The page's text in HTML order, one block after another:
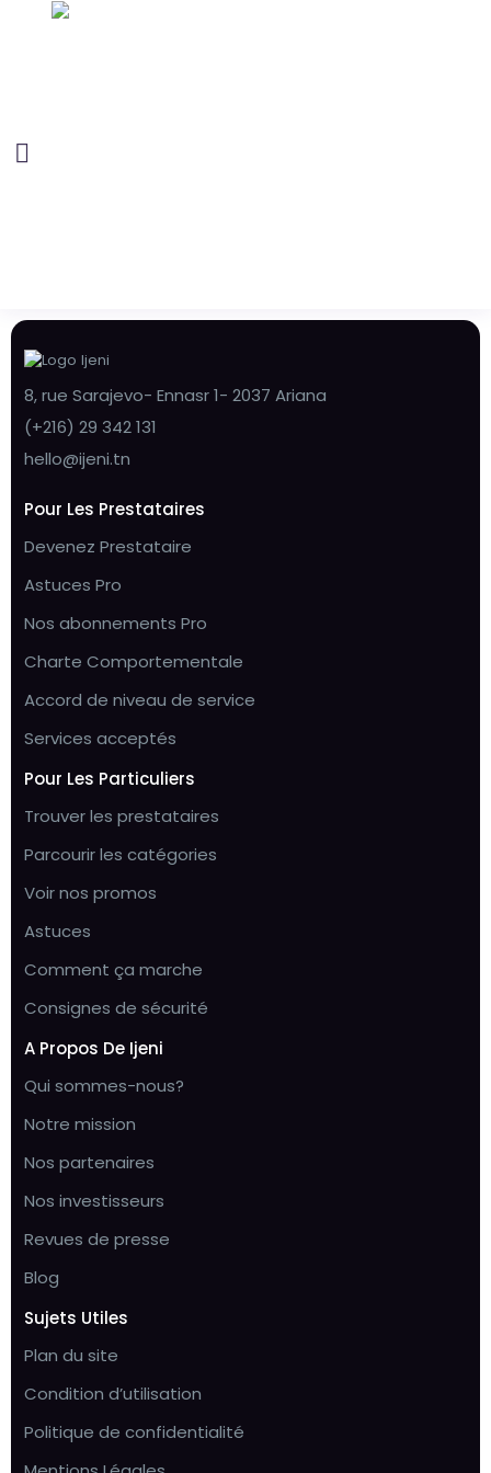
8, rue Sarajevo- Ennasr 1- 2037 Ariana
(+216) 29 342 131
hello@ijeni.tn
Pour Les Prestataires
Devenez Prestataire
Astuces Pro
Nos abonnements Pro
Charte Comportementale
Accord de niveau de service
Services acceptés
Pour Les Particuliers
Trouver les prestataires
Parcourir les catégories
Voir nos promos
Astuces
Comment ça marche
Consignes de sécurité
A Propos De Ijeni
Qui sommes-nous?
Notre mission
Nos partenaires
Nos investisseurs
Revues de presse
Blog
Sujets Utiles
Plan du site
Condition d’utilisation
Politique de confidentialité